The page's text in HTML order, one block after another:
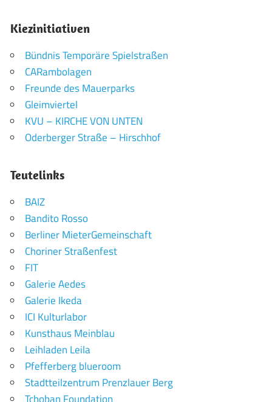
Kiezinitiativen
Bündnis Temporäre Spielstraßen
CARambolagen
Freunde des Mauerparks
Gleimviertel
KVU – KIRCHE VON UNTEN
Oderberger Straße – Hirschhof
Teutelinks
BAIZ
Bandito Rosso
Berliner MieterGemeinschaft
Choriner Straßenfest
FIT
Galerie Aedes
Galerie Ikeda
ICI Kulturlabor
Kunsthaus Meinblau
Leihladen Leila
Pfefferberg blueroom
Stadtteilzentrum Prenzlauer Berg